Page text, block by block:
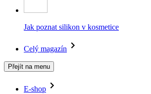
Jak poznat silikon v kosmetice
Celý magazín
Přejít na menu
E-shop